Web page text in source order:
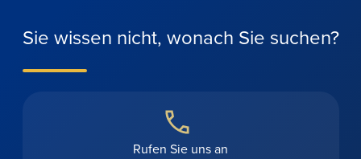
Sie wissen nicht, wonach Sie suchen?
Rufen Sie uns an